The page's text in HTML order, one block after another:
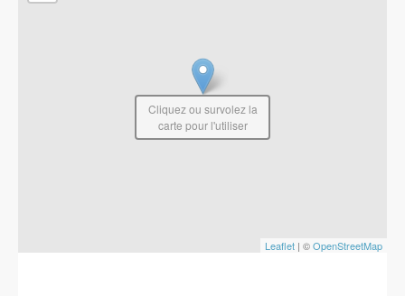
Leaflet | ©OpenStreetMap
Cliquez ou survolez la
carte pour l'utiliser